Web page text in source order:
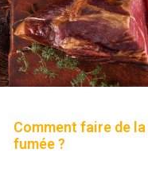
Comment faire de
fumée ?